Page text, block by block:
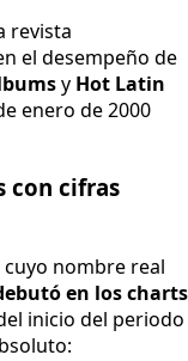
revista
el desempeño de
y Hot Latin
enero de 2000
con cifras
nombre real
en los charts
inicio del periodo